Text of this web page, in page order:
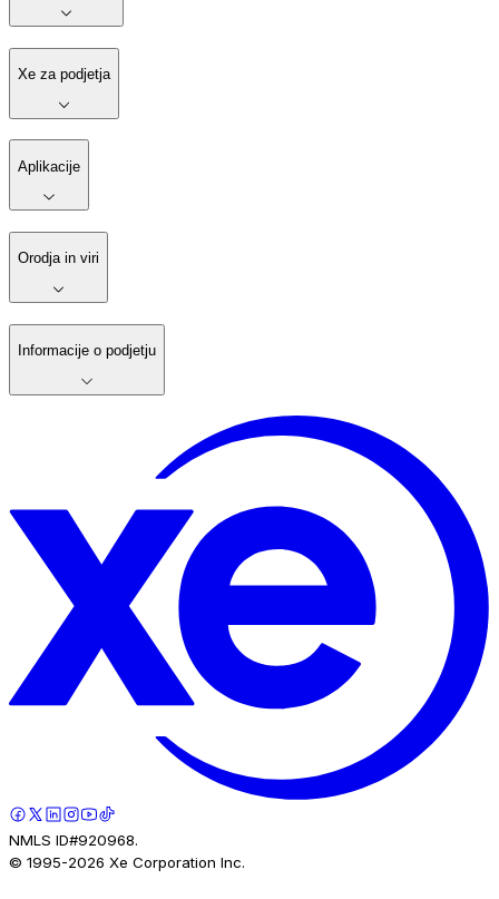
Xe za podjetja
Aplikacije
Orodja in viri
Informacije o podjetju
NMLS ID#920968.
© 1995-2026 Xe Corporation Inc.